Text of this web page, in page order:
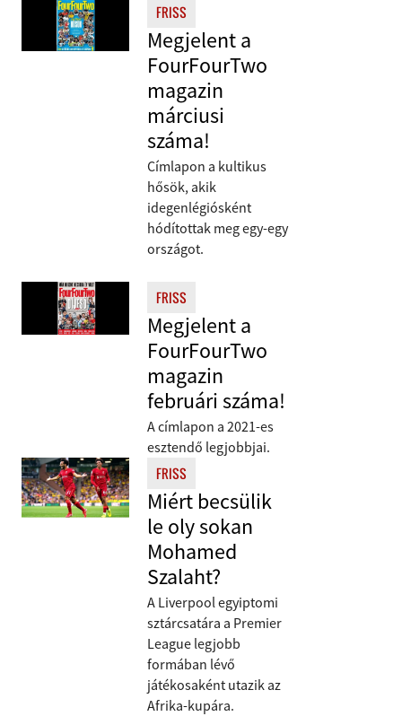
FRISS
Megjelent a
FourFourTwo
magazin
márciusi
száma!
Címlapon a kultikus
hősök, akik
idegenlégiósként
hódítottak meg egy-egy
országot.
FRISS
Megjelent a
FourFourTwo
magazin
februári száma!
A címlapon a 2021-es
esztendő legjobbjai.
FRISS
Miért becsülik
le oly sokan
Mohamed
Szalaht?
A Liverpool egyiptomi
sztárcsatára a Premier
League legjobb
formában lévő
játékosaként utazik az
Afrika-kupára.